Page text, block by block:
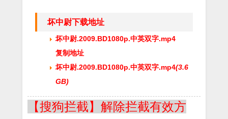
坏中尉下载地址
坏中尉.2009.BD1080p.中英双字.mp4
复制地址
坏中尉.2009.BD1080p.中英双字.mp4(3.6
GB)
【搜狗拦截】解除拦截有效方